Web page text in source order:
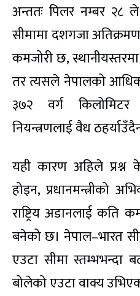
अन्ततः पिलर नम्बर
सीमामा दशगजा
कमजोरी छ,
तर त्यसले नेपालको
३७२ वर्ग किलोमिटर
नियन्त्रणलाई वैध
यही कारण अहिले
होइन, प्रधानमन्त्रीको
राष्ट्रिय अडानलाई कति
बनेको छ। नेपाल–भारत
एउटा सीमा स्तम्भभन्दा
बोलेको एउटा वाक्य